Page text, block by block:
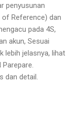
penyusunan
of Reference) dan
pada 4S,
akun, Sesuai
lebih jelasnya, lihat
dan detail.